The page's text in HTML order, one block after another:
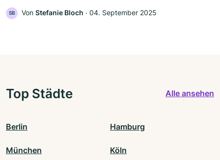
SB Von Stefanie Bloch ‧ 04. September 2025
Top Städte Alle ansehen
Berlin Hamburg
München Köln